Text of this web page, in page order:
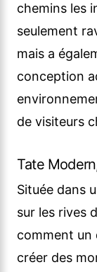
chemins les
seulement
mais a
conception
de visiteurs
Tate
Située dans
sur les rives
comment un
créer des